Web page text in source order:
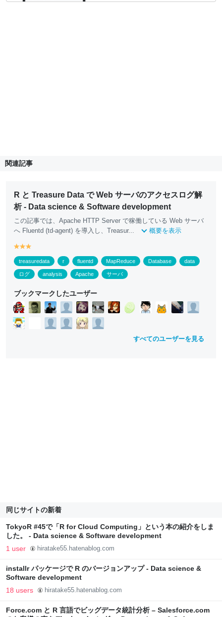
関連記事
R と Treasure Data で Web サーバのアクセスログ解
析 - Data science & Software development
この記事では、Apache HTTP Server で稼働している Web サーバ
へ Fluentd (td-agent) を導入し、Treasur...
概要を表示
y
e
ll
o
y
e
ll
o
e
ll
o
treasuredata r fluentd MapReduce Database data
ログ analysis Apache サーバ
ブックマークしたユーザー
すべてのユーザーを見る
同じサイトの新着
TokyoR #45で「R for Cloud Computing」という本の紹介をしま
した。 - Data science & Software development
1 user hiratake55.hatenablog.com
installr パッケージで R のバージョンアップ - Data science &
Software development
18 users hiratake55.hatenablog.com
Force.com と R 言語でビッグデータ統計分析 – Salesforce.com